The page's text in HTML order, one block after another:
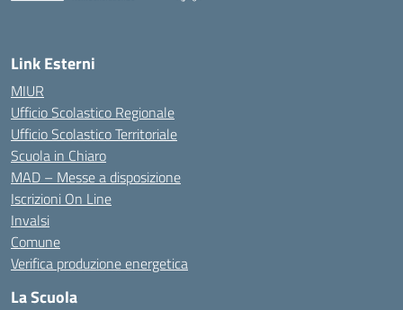
Link Esterni
MIUR
Ufficio Scolastico Regionale
Ufficio Scolastico Territoriale
Scuola in Chiaro
MAD – Messe a disposizione
Iscrizioni On Line
Invalsi
Comune
Verifica produzione energetica
La Scuola